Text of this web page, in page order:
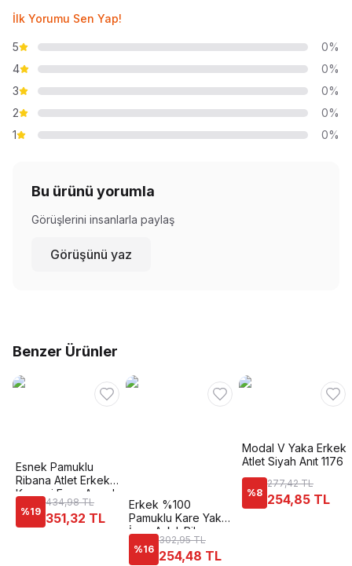
İlk Yorumu Sen Yap!
5
0%
4
0%
3
0%
2
0%
1
0%
Bu ürünü yorumla
Görüşlerini insanlarla paylaş
Görüşünü yaz
Benzer Ürünler
Esnek Pamuklu
Ribana Atlet Erkek
Korsesi Form Angel
6012
%19
434,98 TL
351,32 TL
Erkek %100
Pamuklu Kare Yaka
İnce Askılı Ribana
Esnek Rahat Atlet
Özkan 12458
%16
302,95 TL
254,48 TL
Modal V Yaka Erkek
Atlet Siyah Anıt 1176
%8
277,42 TL
254,85 TL